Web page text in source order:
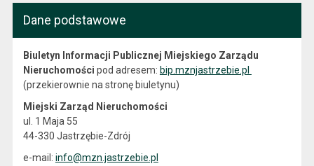
Dane podstawowe
Biuletyn Informacji Publicznej Miejskiego Zarządu
Nieruchomości pod adresem: bip.mznjastrzebie.pl
(przekierownie na stronę biuletynu)
Miejski Zarząd Nieruchomości
ul. 1 Maja 55
44-330 Jastrzębie-Zdrój
e-mail: info@mzn.jastrzebie.pl